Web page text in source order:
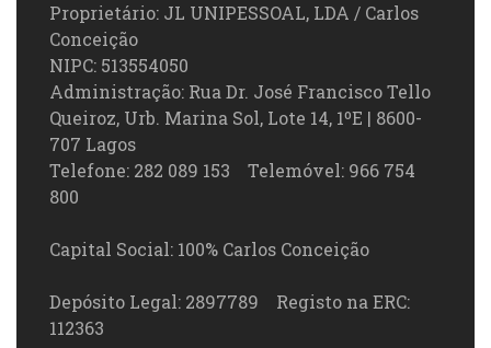
Proprietário: JL UNIPESSOAL, LDA / Carlos
Conceição
NIPC: 513554050
Administração: Rua Dr. José Francisco Tello
Queiroz, Urb. Marina Sol, Lote 14, 1ºE | 8600-
707 Lagos
Telefone: 282 089 153 Telemóvel: 966 754
800
Capital Social: 100% Carlos Conceição
Depósito Legal: 2897789 Registo na ERC:
112363